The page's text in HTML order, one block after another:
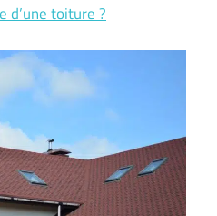
d’une toiture ?